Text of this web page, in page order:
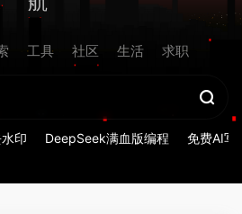
工具 社区 生活 求职
印 DeepSeek满血版编程 免费AI写